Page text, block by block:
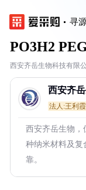
寻
PO3H2
西安齐岳生物科技有限
西安齐
法人:王利霞
西安齐岳生物，
种纳米材料及复
靠。